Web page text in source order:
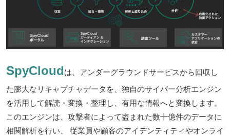
SpyCloudは、アンダーグラウンドサービスから回収し
た膨大なリキャプチャデータを、独自のサイバー分析エンジン
を活用して解読・変換・整理し、有用な情報へと変換します。
このエンジンは、攻撃者によって盗まれた数十億件のデータに
相関解析を行い、 従業員や顧客のアイデンティティやオンライ